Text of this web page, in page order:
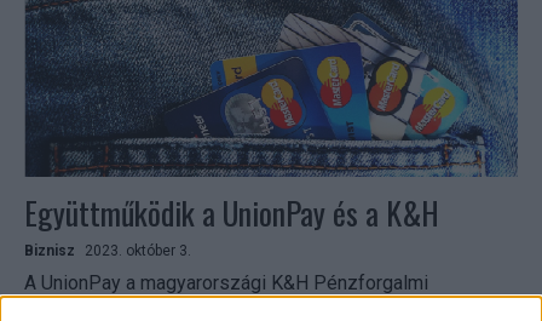
Együttműködik a UnionPay és a K&H
Biznisz 2023. október 3.
A UnionPay a magyarországi K&H Pénzforgalmi